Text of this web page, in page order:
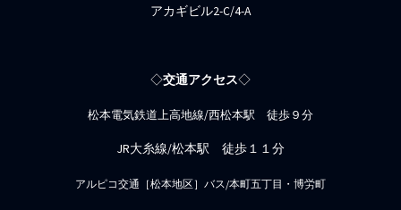
アカギビル2-C/4-A
◇交通アクセス◇
松本電気鉄道上高地線/西松本駅 徒歩９分
JR大糸線/松本駅 徒歩１１分
アルピコ交通［松本地区］バス/本町五丁目・博労町